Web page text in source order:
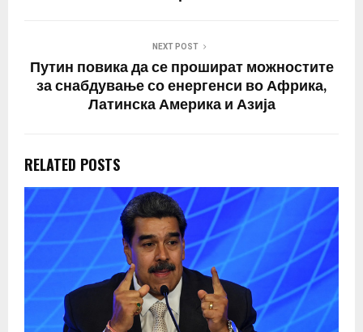
NEXT POST
Путин повика да се прошират можностите
за снабдување со енергенси во Африка,
Латинска Америка и Азија
RELATED POSTS